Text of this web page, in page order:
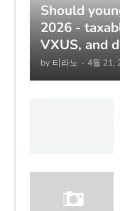
Should
2026 -
VXUS, and
by 티라노 - 4월 21,